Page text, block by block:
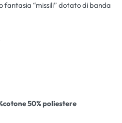
fantasia “missili” dotato di banda
50% poliestere